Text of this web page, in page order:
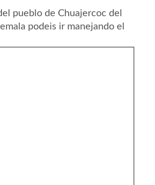
pueblo de Chuajercoc del
podeis ir manejando el